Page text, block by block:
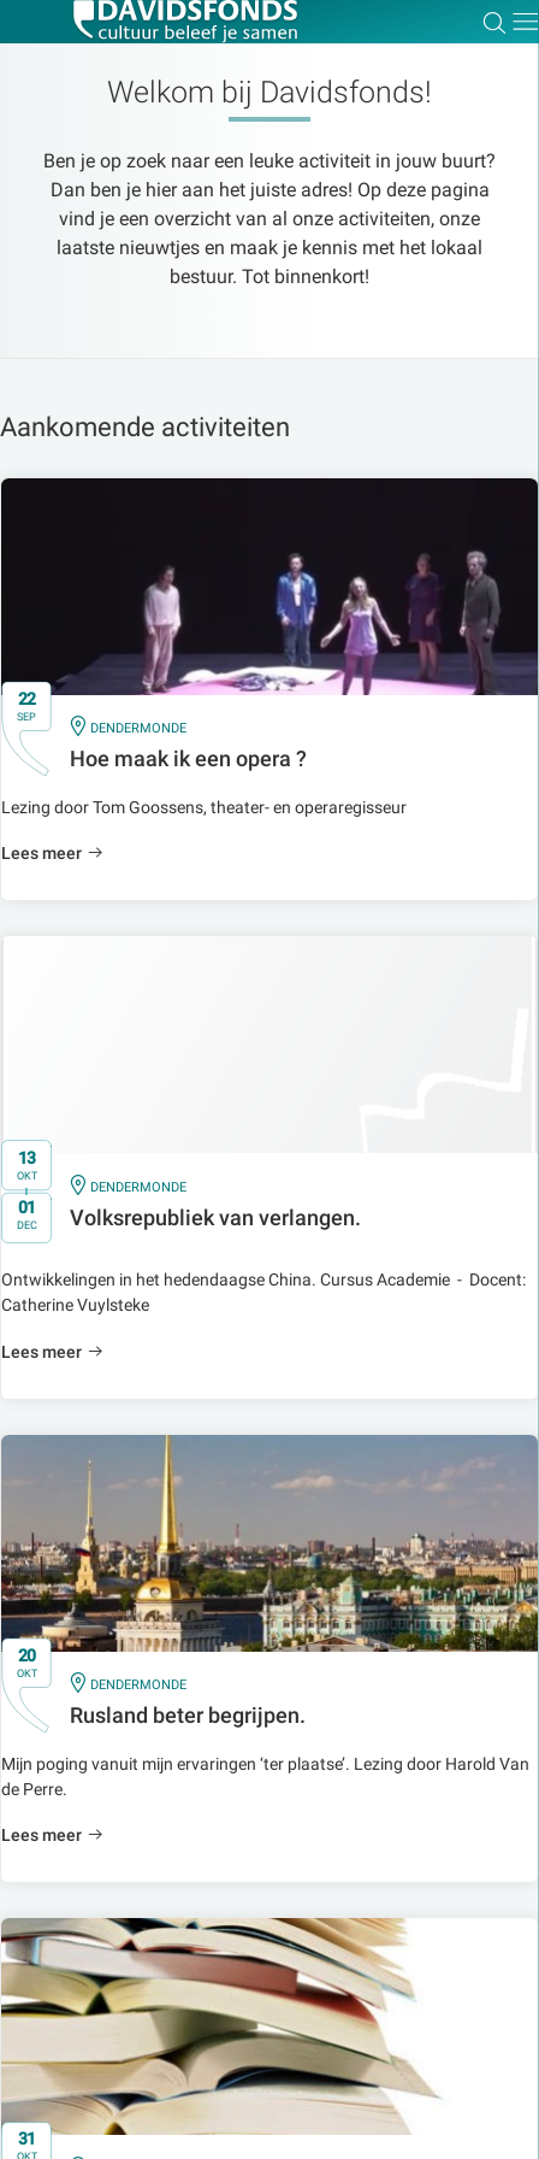
Welkom bij Davidsfonds!
Ben je op zoek naar een leuke activiteit in jouw buurt?
Dan ben je hier aan het juiste adres! Op deze pagina
vind je een overzicht van al onze activiteiten, onze
laatste nieuwtjes en maak je kennis met het lokaal
bestuur. Tot binnenkort!
Aankomende activiteiten
22
SEP
IN
DENDERMONDE
Hoe maak ik een opera ?
Lezing door Tom Goossens, theater- en operaregisseur
Lees meer
13
OKT
t/m
01
DEC
IN
DENDERMONDE
Volksrepubliek van verlangen.
Ontwikkelingen in het hedendaagse China. Cursus Academie - Docent:
Catherine Vuylsteke
Lees meer
20
OKT
IN
DENDERMONDE
Rusland beter begrijpen.
Mijn poging vanuit mijn ervaringen ‘ter plaatse’. Lezing door Harold Van
de Perre.
Lees meer
31
Zoeken